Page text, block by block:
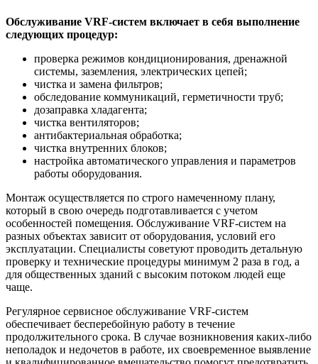
Обслуживание VRF-систем включает в себя выполнение
следующих процедур:
проверка режимов кондиционирования, дренажной
системы, заземления, электрических цепей;
чистка и замена фильтров;
обследование коммуникаций, герметичности труб;
дозаправка хладагента;
чистка вентиляторов;
антибактериальная обработка;
чистка внутренних блоков;
настройка автоматического управления и параметров
работы оборудования.
Монтаж осуществляется по строго намеченному плану,
который в свою очередь подготавливается с учетом
особенностей помещения. Обслуживание VRF-систем на
разных объектах зависит от оборудования, условий его
эксплуатации. Специалисты советуют проводить детальную
проверку и технические процедуры минимум 2 раза в год, а
для общественных зданий с высоким потоком людей еще
чаще.
Регулярное сервисное обслуживание VRF-систем
обеспечивает бесперебойную работу в течение
продолжительного срока. В случае возникновения каких-либо
неполадок и недочетов в работе, их своевременное выявление